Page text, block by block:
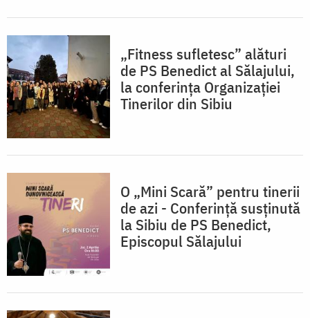
„Fitness sufletesc” alături
de PS Benedict al Sălajului,
la conferința Organizației
Tinerilor din Sibiu
O „Mini Scară” pentru tinerii
de azi - Conferință susținută
la Sibiu de PS Benedict,
Episcopul Sălajului